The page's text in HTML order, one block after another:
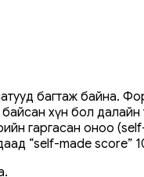
багтаж байна.
хүн бол
гаргасан оноо
“self-made score”